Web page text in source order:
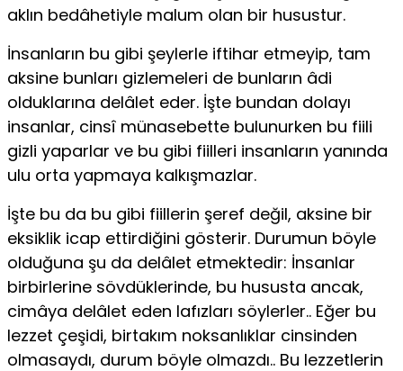
aklın bedâhetiyle malum olan bir husustur.
İnsanların bu gibi şeylerle iftihar etmeyip, tam
aksine bunları gizlemeleri de bunların âdi
olduklarına delâlet eder. İşte bundan dolayı
insanlar, cinsî münasebette bulunurken bu fiili
gizli yaparlar ve bu gibi fiilleri insanların yanında
ulu orta yapmaya kalkışmazlar.
İşte bu da bu gibi fiillerin şeref değil, aksine bir
eksiklik icap ettirdiğini gösterir. Durumun böyle
olduğuna şu da delâlet etmektedir: İnsanlar
birbirlerine sövdüklerinde, bu hususta ancak,
cimâya delâlet eden lafızları söylerler.. Eğer bu
lezzet çeşidi, birtakım noksanlıklar cinsinden
olmasaydı, durum böyle olmazdı.. Bu lezzetlerin